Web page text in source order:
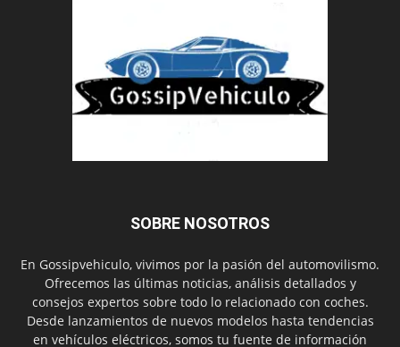
SOBRE NOSOTROS
En Gossipvehiculo, vivimos por la pasión del automovilismo.
Ofrecemos las últimas noticias, análisis detallados y
consejos expertos sobre todo lo relacionado con coches.
Desde lanzamientos de nuevos modelos hasta tendencias
en vehículos eléctricos, somos tu fuente de información